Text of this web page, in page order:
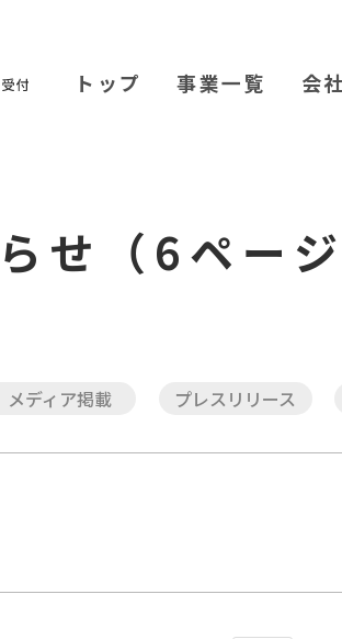
トップ 事業一覧 会
せ（6ページ
メディア掲載 プレス リリース